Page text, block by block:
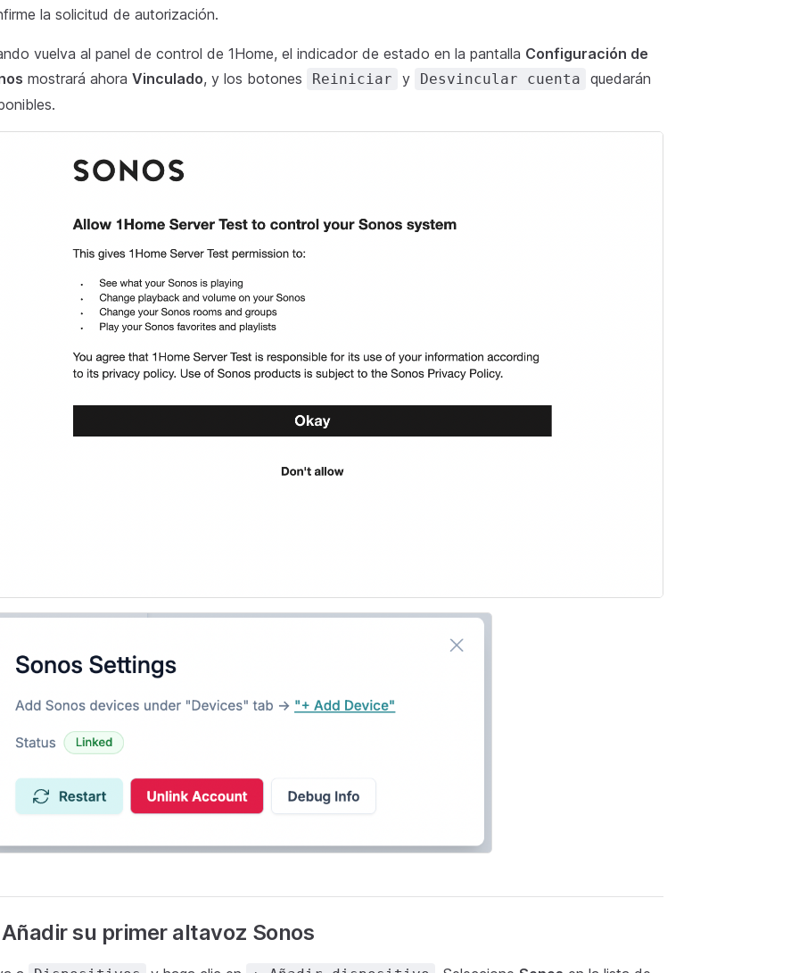
la solicitud de autorización.
vuelva al panel de control de 1Home, el indicador de estado en la pantalla Configuración de
mostrará ahora Vinculado, y los botones Reiniciar y Desvincular cuenta
quedarán
su primer altavoz Sonos